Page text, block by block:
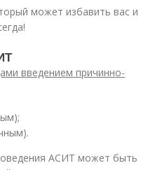
может избавить вас и
введением причинно-
АСИТ может быть